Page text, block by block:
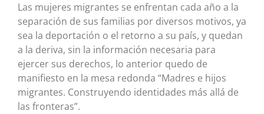
Las mujeres migrantes se enfrentan cada año a la
separación de sus familias por diversos motivos, ya
sea la deportación o el retorno a su país, y quedan
a la deriva, sin la información necesaria para
ejercer sus derechos, lo anterior quedo de
manifiesto en la mesa redonda “Madres e hijos
migrantes. Construyendo identidades más allá de
las fronteras”.